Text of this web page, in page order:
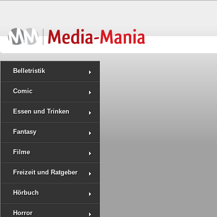
Belletristik
Comic
Essen und Trinken
Fantasy
Filme
Freizeit und Ratgeber
Hörbuch
Horror